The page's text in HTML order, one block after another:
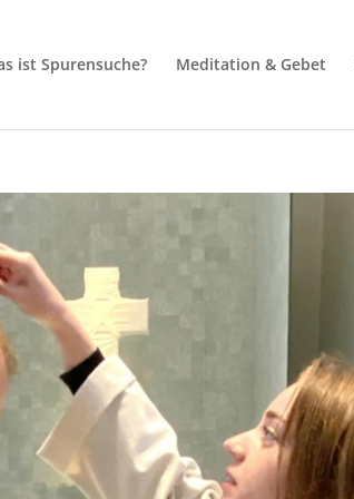
ist Spurensuche? Meditation & Gebet